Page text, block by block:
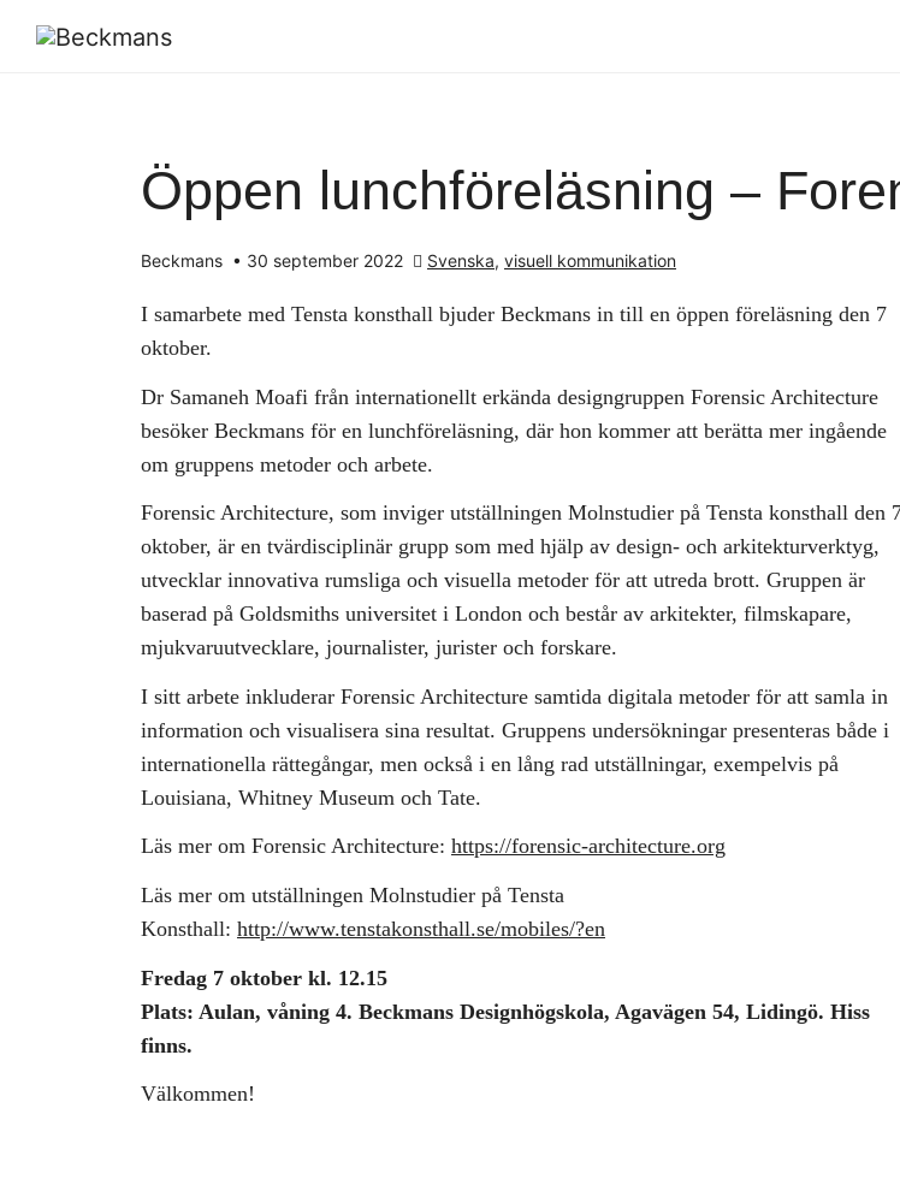
Öppen lunchföreläsning –
Beckmans • 30 september 2022 Svenska, visuell kommunikation
I samarbete med Tensta konsthall bjuder Beckmans in till en öppen föreläsning den 7
oktober.
Dr Samaneh Moafi från internationellt erkända designgruppen Forensic Architecture
besöker Beckmans för en lunchföreläsning, där hon kommer att berätta mer ingående
om gruppens metoder och arbete.
Forensic Architecture, som inviger utställningen Molnstudier på Tensta konsthall den
oktober, är en tvärdisciplinär grupp som med hjälp av design- och arkitekturverktyg,
utvecklar innovativa rumsliga och visuella metoder för att utreda brott. Gruppen är
baserad på Goldsmiths universitet i London och består av arkitekter, filmskapare,
mjukvaruutvecklare, journalister, jurister och forskare.
I sitt arbete inkluderar Forensic Architecture samtida digitala metoder för att samla in
information och visualisera sina resultat. Gruppens undersökningar presenteras både i
internationella rättegångar, men också i en lång rad utställningar, exempelvis på
Louisiana, Whitney Museum och Tate.
Läs mer om Forensic Architecture: https://forensic-architecture.org
Läs mer om utställningen Molnstudier på Tensta
Konsthall: http://www.tenstakonsthall.se/mobiles/?en
Fredag 7 oktober kl. 12.15
Plats: Aulan, våning 4. Beckmans Designhögskola, Agavägen 54, Lidingö. Hiss
finns.
Välkommen!